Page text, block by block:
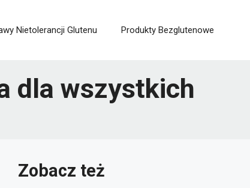
Nietolerancji Glutenu Produkty Bezglutenowe
dla wszystkich
Zobacz też